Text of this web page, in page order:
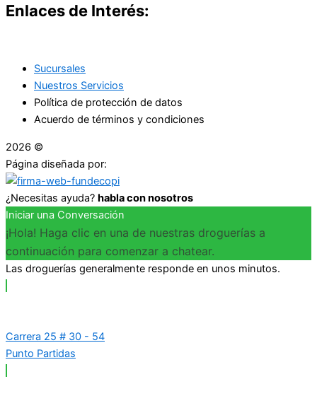
Enlaces de Interés:
Sucursales
Nuestros Servicios
Política de protección de datos
Acuerdo de términos y condiciones
2026 ©
Página diseñada por:
¿Necesitas ayuda? habla con nosotros
Iniciar una Conversación
¡Hola! Haga clic en una de nuestras droguerías a
continuación para comenzar a chatear.
Las droguerías generalmente responde en unos minutos.
Carrera 25 # 30 - 54
Punto Partidas